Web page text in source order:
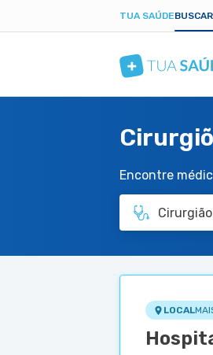
TUA SAÚDE
Encontre
LOCAL